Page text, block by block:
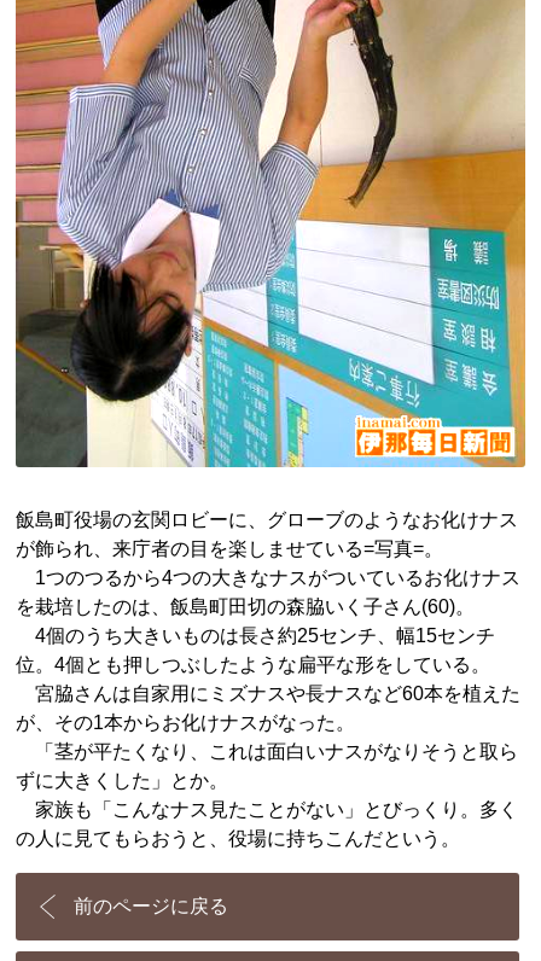
飯島町役場の玄関ロビーに、グローブのようなお化けナス
が飾られ、来庁者の目を楽しませている=写真=。
1つのつるから4つの大きなナスがついているお化けナス
を栽培したのは、飯島町田切の森脇いく子さん(60)。
4個のうち大きいものは長さ約25センチ、幅15センチ
位。4個とも押しつぶしたような扁平な形をしている。
宮脇さんは自家用にミズナスや長ナスなど60本を植えた
が、その1本からお化けナスがなった。
「茎が平たくなり、これは面白いナスがなりそうと取ら
ずに大きくした」とか。
家族も「こんなナス見たことがない」とびっくり。多く
の人に見てもらおうと、役場に持ちこんだという。
前のページに戻る